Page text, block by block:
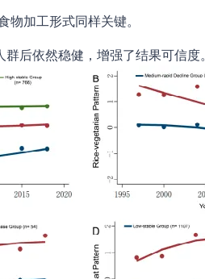
加工形式同样关键。
后依然稳健，增强了结果可信度。